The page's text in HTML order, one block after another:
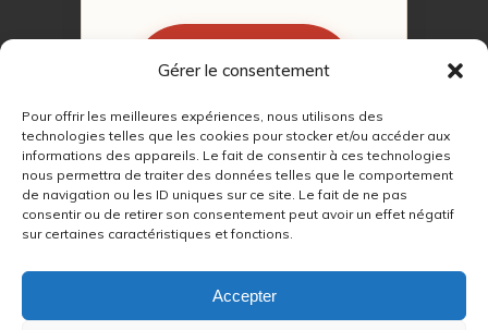
Gérer le consentement
Pour offrir les meilleures expériences, nous utilisons des
technologies telles que les cookies pour stocker et/ou accéder aux
informations des appareils. Le fait de consentir à ces technologies
nous permettra de traiter des données telles que le comportement
de navigation ou les ID uniques sur ce site. Le fait de ne pas
consentir ou de retirer son consentement peut avoir un effet négatif
sur certaines caractéristiques et fonctions.
Accepter
RENDEZ-VOUS
© 2022 – 2026Autour du Feu 77
RGPD